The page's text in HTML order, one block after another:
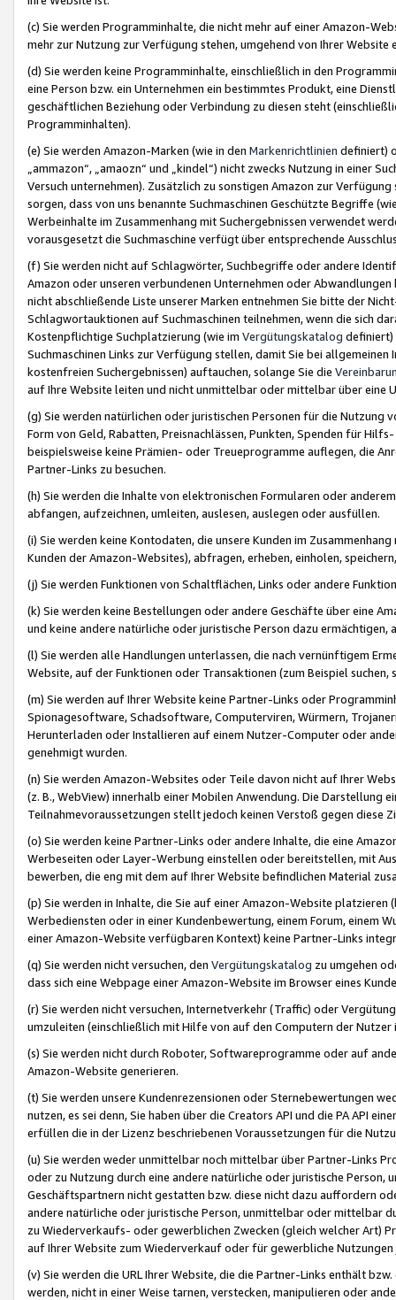
(c) Sie werden Programminhalte, die nicht mehr auf einer Amazon-
mehr zur Nutzung zur Verfügung stehen, umgehend von Ihrer
(d) Sie werden keine Programminhalte, einschließlich in den
eine Person bzw. ein Unternehmen ein bestimmtes Produkt, eine
geschäftlichen Beziehung oder Verbindung zu diesen steht
Programminhalten).
(e) Sie werden Amazon-Marken (wie in den Markenrichtlinien definiert)
„ammazon“, „amaozn“ und „kindel“) nicht zwecks Nutzung in einer
Versuch unternehmen). Zusätzlich zu sonstigen Amazon zur
sorgen, dass von uns benannte Suchmaschinen Geschützte Begriffe
Werbeinhalte im Zusammenhang mit Suchergebnissen verwendet
vorausgesetzt die Suchmaschine verfügt über entsprechende
(f) Sie werden nicht auf Schlagwörter, Suchbegriffe oder andere
Amazon oder unseren verbundenen Unternehmen oder
nicht abschließende Liste unserer Marken entnehmen Sie bitte der
Schlagwortauktionen auf Suchmaschinen teilnehmen, wenn die sich
Kostenpflichtige Suchplatzierung (wie im Vergütungskatalog definiert)
Suchmaschinen Links zur Verfügung stellen, damit Sie bei
kostenfreien Suchergebnissen) auftauchen, solange Sie die
auf Ihre Website leiten und nicht unmittelbar oder mittelbar über eine
(g) Sie werden natürlichen oder juristischen Personen für die Nutzung
Form von Geld, Rabatten, Preisnachlässen, Punkten, Spenden für
beispielsweise keine Prämien- oder Treueprogramme auflegen, die
Partner-Links zu besuchen.
(h) Sie werden die Inhalte von elektronischen Formularen oder
abfangen, aufzeichnen, umleiten, auslesen, auslegen oder ausfüllen.
(i) Sie werden keine Kontodaten, die unsere Kunden im
Kunden der Amazon-Websites), abfragen, erheben, einholen,
(j) Sie werden Funktionen von Schaltflächen, Links oder andere
(k) Sie werden keine Bestellungen oder andere Geschäfte über eine
und keine andere natürliche oder juristische Person dazu
(l) Sie werden alle Handlungen unterlassen, die nach vernünftigem
Website, auf der Funktionen oder Transaktionen (zum Beispiel
(m) Sie werden auf Ihrer Website keine Partner-Links oder
Spionagesoftware, Schadsoftware, Computerviren, Würmern,
Herunterladen oder Installieren auf einem Nutzer-Computer oder
genehmigt wurden.
(n) Sie werden Amazon-Websites oder Teile davon nicht auf Ihrer
(z. B., WebView) innerhalb einer Mobilen Anwendung. Die Darstellung
Teilnahmevoraussetzungen stellt jedoch keinen Verstoß gegen diese
(o) Sie werden keine Partner-Links oder andere Inhalte, die eine
Werbeseiten oder Layer-Werbung einstellen oder bereitstellen, mit
bewerben, die eng mit dem auf Ihrer Website befindlichen Material
(p) Sie werden in Inhalte, die Sie auf einer Amazon-Website
Werbediensten oder in einer Kundenbewertung, einem Forum, einem
einer Amazon-Website verfügbaren Kontext) keine Partner-Links
(q) Sie werden nicht versuchen, den Vergütungskatalog zu umgehen
dass sich eine Webpage einer Amazon-Website im Browser eines
(r) Sie werden nicht versuchen, Internetverkehr (Traffic) oder
umzuleiten (einschließlich mit Hilfe von auf den Computern der
(s) Sie werden nicht durch Roboter, Softwareprogramme oder auf
Amazon-Website generieren.
(t) Sie werden unsere Kundenrezensionen oder Sternebewertungen
nutzen, es sei denn, Sie haben über die Creators API und die PA API
erfüllen die in der Lizenz beschriebenen Voraussetzungen für die
(u) Sie werden weder unmittelbar noch mittelbar über Partner-Links
oder zu Nutzung durch eine andere natürliche oder juristische
Geschäftspartnern nicht gestatten bzw. diese nicht dazu auffordern
andere natürliche oder juristische Person, unmittelbar oder mittelbar
zu Wiederverkaufs- oder gewerblichen Zwecken (gleich welcher Art)
auf Ihrer Website zum Wiederverkauf oder für gewerbliche
(v) Sie werden die URL Ihrer Website, die die Partner-Links enthält
werden, nicht in einer Weise tarnen, verstecken, manipulieren oder